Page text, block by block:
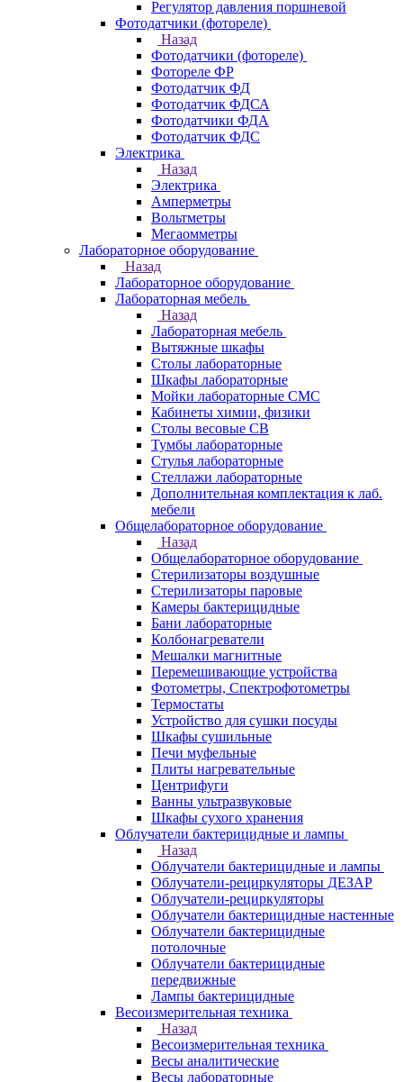
Регулятор давления поршневой
Фотодатчики (фотореле)
Назад
Фотодатчики (фотореле)
Фотореле ФР
Фотодатчик ФД
Фотодатчик ФДСА
Фотодатчики ФДА
Фотодатчик ФДС
Электрика
Назад
Электрика
Амперметры
Вольтметры
Мегаомметры
Лабораторное оборудование
Назад
Лабораторное оборудование
Лабораторная мебель
Назад
Лабораторная мебель
Вытяжные шкафы
Столы лабораторные
Шкафы лабораторные
Мойки лабораторные СМС
Кабинеты химии, физики
Столы весовые СВ
Тумбы лабораторные
Стулья лабораторные
Стеллажи лабораторные
Дополнительная комплектация к лаб.
мебели
Общелабораторное оборудование
Назад
Общелабораторное оборудование
Стерилизаторы воздушные
Стерилизаторы паровые
Камеры бактерицидные
Бани лабораторные
Колбонагреватели
Мешалки магнитные
Перемешивающие устройства
Фотометры, Спектрофотометры
Термостаты
Устройство для сушки посуды
Шкафы сушильные
Печи муфельные
Плиты нагревательные
Центрифуги
Ванны ультразвуковые
Шкафы сухого хранения
Облучатели бактерицидные и лампы
Назад
Облучатели бактерицидные и лампы
Облучатели-рециркуляторы ДЕЗАР
Облучатели-рециркуляторы
Облучатели бактерицидные настенные
Облучатели бактерицидные
потолочные
Облучатели бактерицидные
передвижные
Лампы бактерицидные
Весоизмерительная техника
Назад
Весоизмерительная техника
Весы аналитические
Весы лабораторные